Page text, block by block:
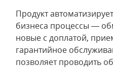
Продукт
бизнеса процессы —
новые с доплатой,
гарантийное
позволяет проводить